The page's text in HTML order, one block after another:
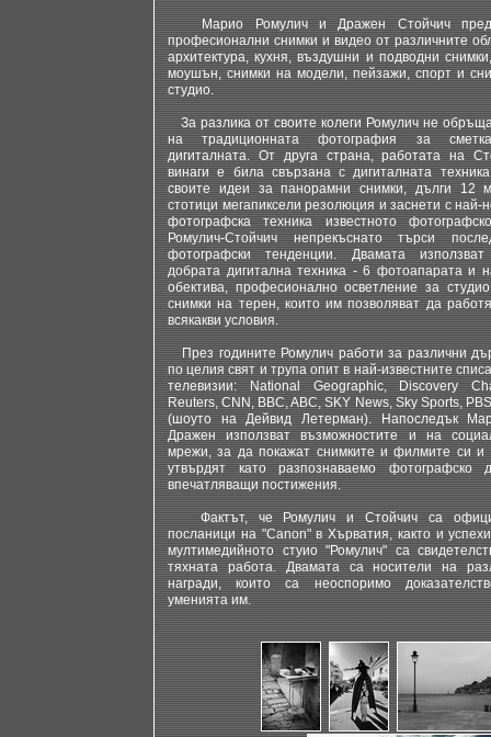
Марио Ромулич и Дражен Стойчич
професионални снимки и видео от различните
архитектура, кухня, въздушни и подводни
моушън, снимки на модели, пейзажи, спорт и
студио.
За разлика от своите колеги Ромулич не
на традиционната фотография за
дигиталната. От друга страна, работата на
винаги е била свързана с дигиталната
своите идеи за панорамни снимки, дълги 12
стотици мегапиксели резолюция и заснети с най-
фотографска техника известното
Ромулич-Стойчич непрекъснато търси
фотографски тенденции. Двамата
добрата дигитална техника - 6 фотоапарата и
обектива, професионално осветление за
снимки на терен, които им позволяват да
всякакви условия.
През годините Ромулич работи за различни
по целия свят и трупа опит в най-известните
телевизии: National Geographic, Discovery
Reuters, CNN, BBC, ABC, SKY News, Sky Sports,
(шоуто на Дейвид Летерман). Напоследък
Дражен използват възможностите и на
мрежи, за да покажат снимките и филмите си и
утвърдят като разпознаваемо фотографско
впечатляващи постижения.
Фактът, че Ромулич и Стойчич са
посланици на "Canon" в Хърватия, както и
мултимедийното стуио "Ромулич" са
тяхната работа. Двамата са носители на
награди, които са неоспоримо
уменията им.